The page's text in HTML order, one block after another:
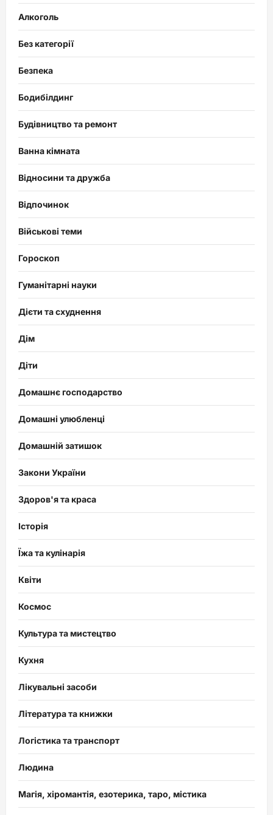
Алкоголь
Без категорії
Безпека
Бодибілдинг
Будівництво та ремонт
Ванна кімната
Відносини та дружба
Відпочинок
Військові теми
Гороскоп
Гуманітарні науки
Дієти та схуднення
Дім
Діти
Домашнє господарство
Домашні улюбленці
Домашній затишок
Закони України
Здоров'я та краса
Історія
Їжа та кулінарія
Квіти
Космос
Культура та мистецтво
Кухня
Лікувальні засоби
Література та книжки
Логістика та транспорт
Людина
Магія, хіромантія, езотерика, таро, містика